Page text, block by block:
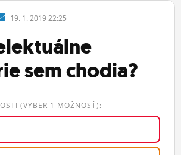
19. 1. 2019 22:25
sem chodia?
(VYBER 1 MOŽNOSŤ):